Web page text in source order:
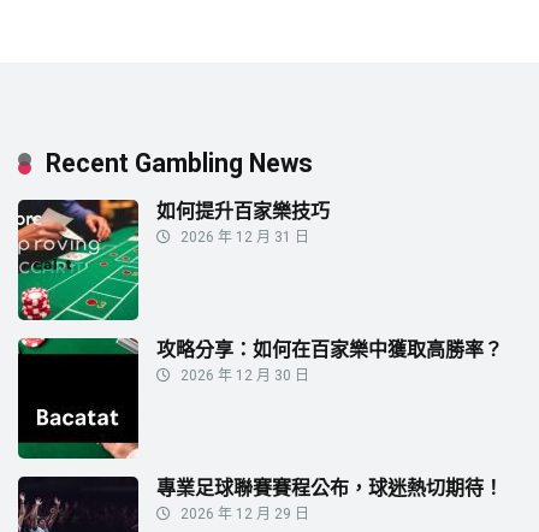
Recent Gambling News
如何提升百家樂技巧
2026 年 12 月 31 日
攻略分享：如何在百家樂中獲取高勝率？
2026 年 12 月 30 日
專業足球聯賽賽程公布，球迷熱切期待！
2026 年 12 月 29 日